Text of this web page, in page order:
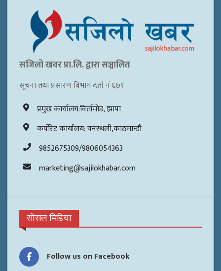
सजिलो खवर प्रा.लि. द्वारा सञ्चालित
सूचना तथा प्रसारण विभाग दर्ता नं ६७९
प्रमुख कार्यालय:विर्तामोड, झापा
कर्पोरेट कार्यालय: वनस्थली,काठमान्डौ
9852675309/9806054363
marketing@sajilokhabar.com
सोसल मिडिया
Follow us on Facebook